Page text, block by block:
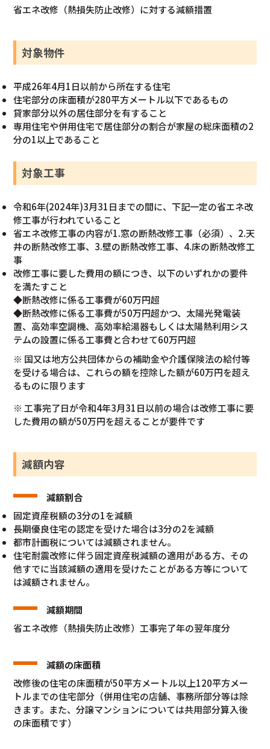
省エネ改修（熱損失防止改修）に対する減額措置
対象物件
平成26年4月1日以前から所在する住宅
住宅部分の床面積が280平方メートル以下であるもの
貸家部分以外の居住部分を有すること
専用住宅や併用住宅で居住部分の割合が家屋の総床面積の2
分の1以上であること
対象工事
令和6年(2024年)3月31日までの間に、下記一定の省エネ改
修工事が行われていること
省エネ改修工事の内容が1.窓の断熱改修工事（必須）、2.天
井の断熱改修工事、3.壁の断熱改修工事、4.床の断熱改修工
事
改修工事に要した費用の額につき、以下のいずれかの要件
を満たすこと
◆断熱改修に係る工事費が60万円超
◆断熱改修に係る工事費が50万円超かつ、太陽光発電装
置、高効率空調機、高効率給湯器もしくは太陽熱利用シス
テムの設置に係る工事費と合わせて60万円超
※ 国又は地方公共団体からの補助金や介護保険法の給付等
を受ける場合は、これらの額を控除した額が60万円を超え
るものに限ります
※ 工事完了日が令和4年3月31日以前の場合は改修工事に要
した費用の額が50万円を超えることが要件です
減額内容
減額割合
固定資産税額の3分の1を減額
長期優良住宅の認定を受けた場合は3分の2を減額
都市計画税については減額されません。
住宅耐震改修に伴う固定資産税減額の適用がある方、その
他すでに当該減額の適用を受けたことがある方等について
は減額されません。
減額期間
省エネ改修（熱損失防止改修）工事完了年の翌年度分
減額の床面積
改修後の住宅の床面積が50平方メートル以上120平方メー
トルまでの住宅部分（併用住宅の店舗、事務所部分等は除
きます。また、分譲マンションについては共用部分算入後
の床面積です）